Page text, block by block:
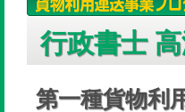
行政書士
第一種貨物利